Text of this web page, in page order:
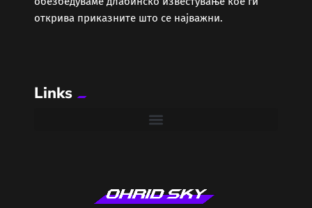
открива приказните што се најважни.
Links